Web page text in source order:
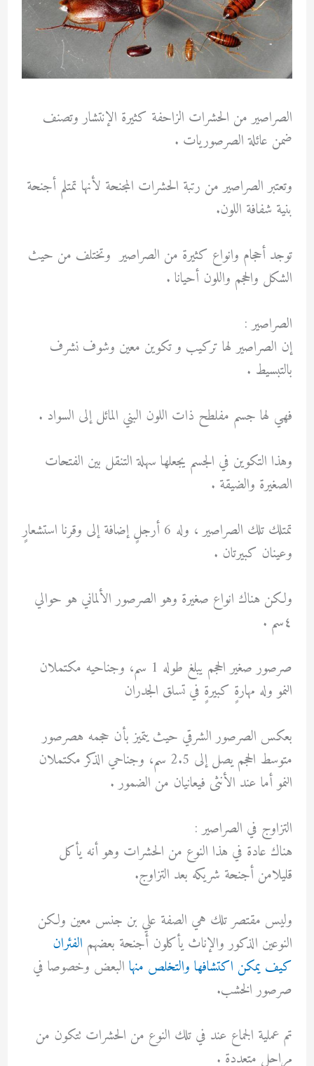
الصراصير من الحشرات الزاحفة كثيرة الإنتشار وتصنف
ضمن عائلة الصرصوريات .
وتعتبر الصراصير من رتبة الحشرات المجنحة لأنها تمتلم أجنحة
بنية شفافة اللون.
توجد أحجام وانواع كثيرة من الصراصير وتختلف من حيث
الشكل والحجم واللون أحيانا .
الصراصير :
إن الصراصير لها تركيب و تكوين معين وشوف نشرف
بالتبسيط .
فهي لها جسم مفلطح ذات اللون البني المائل إلى السواد .
وهذا التكوين في الجسم يجعلها سهلة التنقل بين الفتحات
الصغيرة والضيقة .
تمتلك تلك الصراصير ، وله 6 أرجلٍ إضافة إلى وقرنا استشعارٍ
وعينان كبيرتان .
ولكن هناك انواع صغيرة وهو الصرصور الألماني هو حوالي
٤سم .
صرصور صغير الحجم يبلغ طوله 1 سم، وجناحيه مكتملان
النمو وله مهارةٍ كبيرةٍ في تسلق الجدران
بعكس الصرصور الشرقي حيث يتميز بأن حجمه هصرصور
متوسط الحجم يصل إلى 2.5 سم، وجناحي الذكر مكتملان
النمو أما عند الأنثى فيعانيان من الضمور .
التزاوج في الصراصير :
هناك عادة في هذا النوع من الحشرات وهو أنه يأكل
قليلامن أجنحة شريكه بعد التزاوج.
وليس مقتصر تلك هي الصفة علي بن جنس معين ولكن
النوعين الذكور والإناث يأكلون أجنحة بعضهم الفئران
كيف يمكن اكتشافها والتخلص منهاالبعض وخصوصا في
صرصور الخشب.
تم عملية الجماع عند في تلك النوع من الحشرات تتكون من
مراحل متعددة .